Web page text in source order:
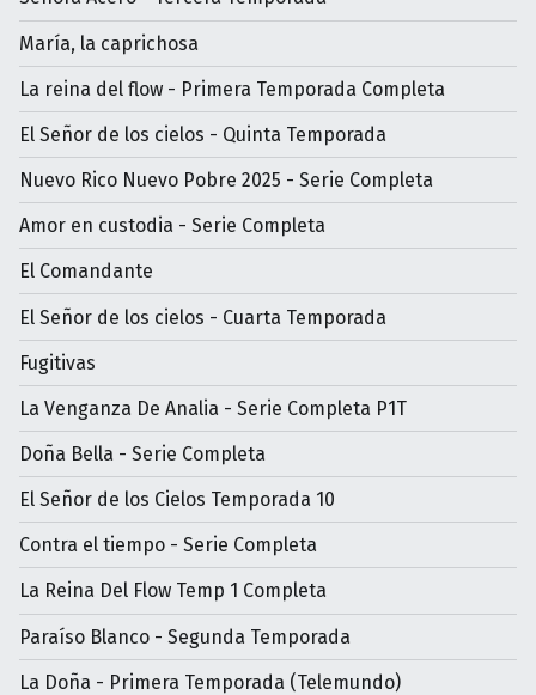
María, la caprichosa
La reina del flow - Primera Temporada Completa
El Señor de los cielos - Quinta Temporada
Nuevo Rico Nuevo Pobre 2025 - Serie Completa
Amor en custodia - Serie Completa
El Comandante
El Señor de los cielos - Cuarta Temporada
Fugitivas
La Venganza De Analia - Serie Completa P1T
Doña Bella - Serie Completa
El Señor de los Cielos Temporada 10
Contra el tiempo - Serie Completa
La Reina Del Flow Temp 1 Completa
Paraíso Blanco - Segunda Temporada
La Doña - Primera Temporada (Telemundo)